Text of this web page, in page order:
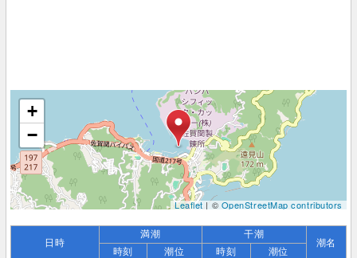
+
−
Leaflet| ©OpenStreetMap contributors
日時
満潮 干潮
潮名
時刻 潮位 時刻
潮位